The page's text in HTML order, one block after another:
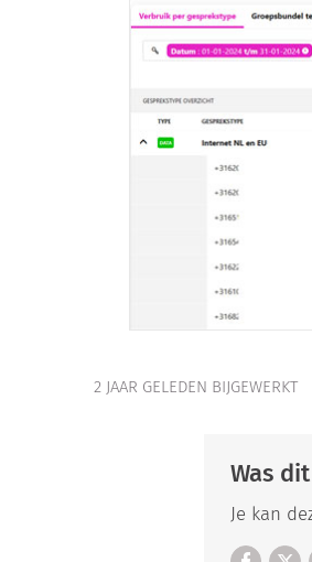
2 JAAR GELEDEN BIJGEWERKT
Was
Je kan